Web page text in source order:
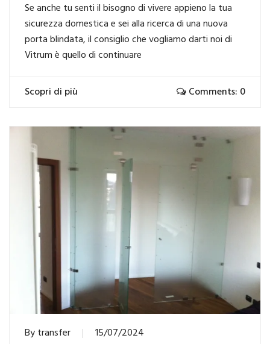
Se anche tu senti il bisogno di vivere appieno la tua
sicurezza domestica e sei alla ricerca di una nuova
porta blindata, il consiglio che vogliamo darti noi di
Vitrum è quello di continuare
Scopri di più Comments: 0
Bytransfer 15/07/2024